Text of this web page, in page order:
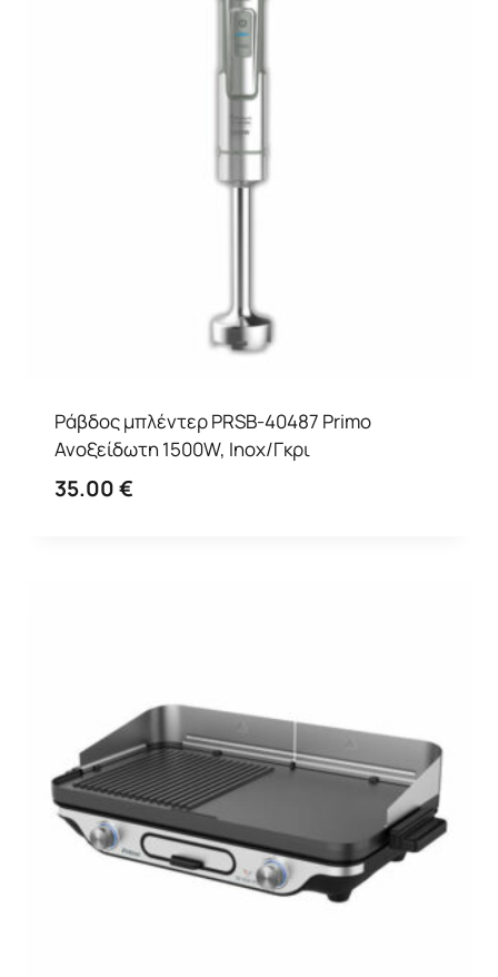
Ράβδος μπλέντερ PRSB-40487 Primo
Ανοξείδωτη 1500W, Inox/Γκρι
35.00€